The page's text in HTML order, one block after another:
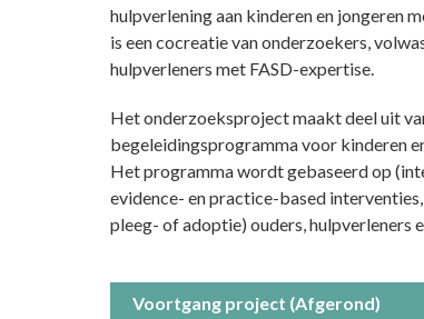
hulpverlening aan kinderen en jongeren
is een cocreatie van onderzoekers,
hulpverleners met FASD-expertise.
Het onderzoeksproject maakt deel uit
begeleidingsprogramma voor kinderen
Het programma wordt gebaseerd op
evidence- en practice-based
pleeg- of adoptie) ouders, hulpverleners
Voortgang project (Afgerond)